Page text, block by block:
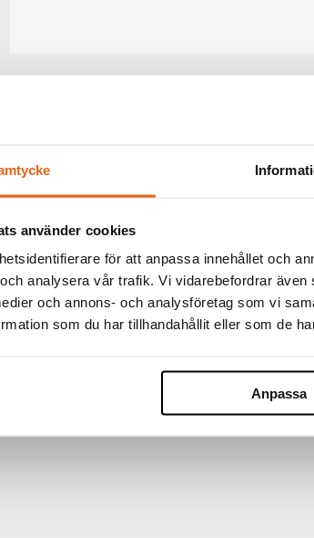
använder cookies
för att anpassa innehållet och
analysera vår trafik. Vi vidarebefordrar
och annons- och analysföretag som vi
som du har tillhandahållit eller som de
Anpassa
PRODUKT:
ANTAL I KARTONG: